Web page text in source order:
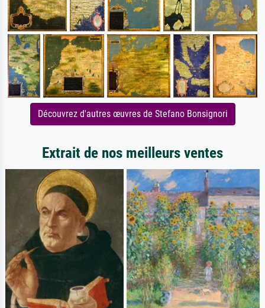
Découvrez d'autres œuvres de Stefano Bonsignori
Extrait de nos meilleurs ventes